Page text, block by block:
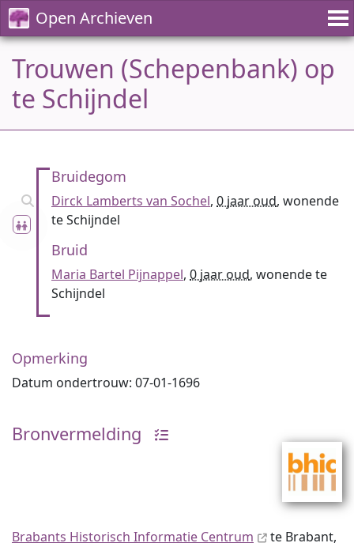
Open Archieven
Trouwen (Schepenbank) op
te Schijndel
Bruidegom
Dirck Lamberts van Sochel, 0 jaar oud, wonende
te Schijndel
Bruid
Maria Bartel Pijnappel, 0 jaar oud, wonende te
Schijndel
Opmerking
Datum ondertrouw: 07-01-1696
Bronvermelding
Brabants Historisch Informatie Centrum
te Brabant,